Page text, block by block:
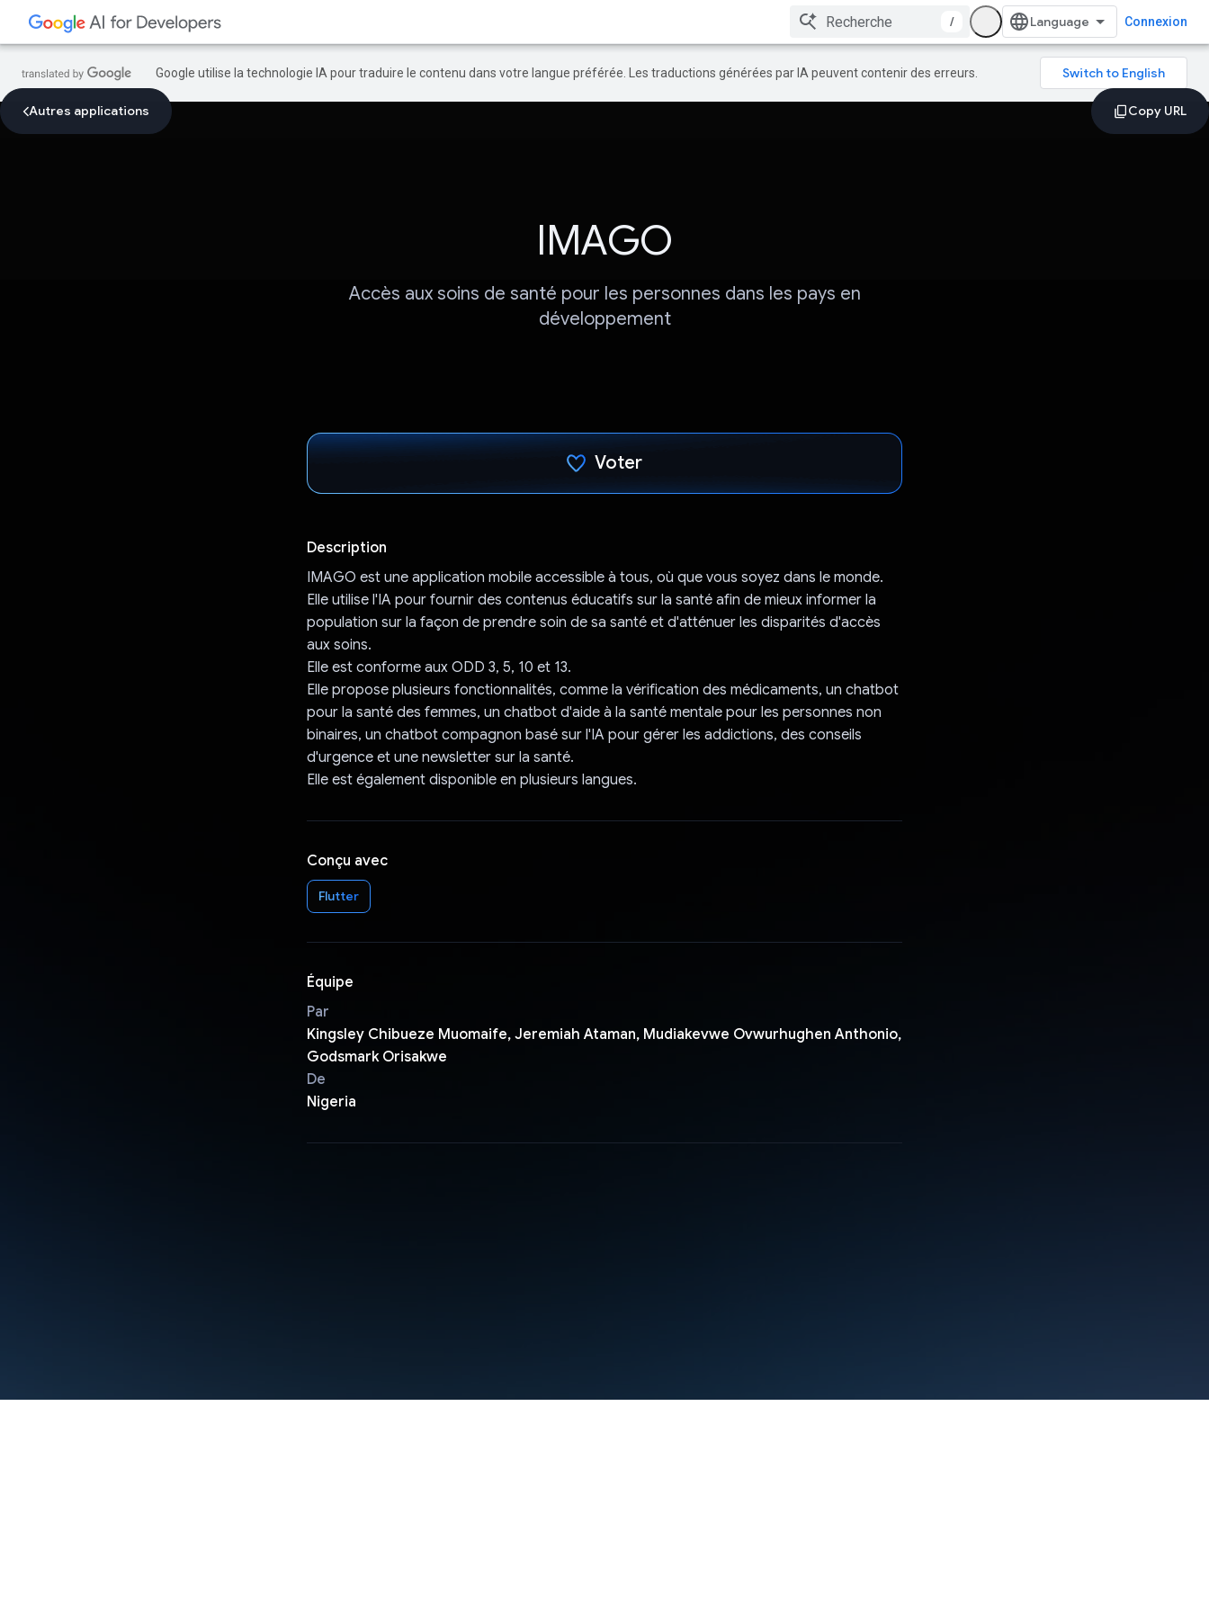
/ Connexion
Google utilise la technologie IA pour traduire le contenu dans votre langue préférée. Les traductions générées par IA peuvent contenir des erreurs.
Autres applications
IMAGO
Accès aux soins de santé pour les personnes dans les pays en
développement
Voter
Description
IMAGO est une application mobile accessible à tous, où que vous soyez dans le monde.
Elle utilise l'IA pour fournir des contenus éducatifs sur la santé afin de mieux informer la
population sur la façon de prendre soin de sa santé et d'atténuer les disparités d'accès
aux soins.
Elle est conforme aux ODD 3, 5, 10 et 13.
Elle propose plusieurs fonctionnalités, comme la vérification des médicaments, un chatbot
pour la santé des femmes, un chatbot d'aide à la santé mentale pour les personnes non
binaires, un chatbot compagnon basé sur l'IA pour gérer les addictions, des conseils
d'urgence et une newsletter sur la santé.
Elle est également disponible en plusieurs langues.
Conçu avec
Flutter
Équipe
Par
Kingsley Chibueze Muomaife, Jeremiah Ataman, Mudiakevwe Ovwurhughen Anthonio,
Godsmark Orisakwe
De
Nigeria